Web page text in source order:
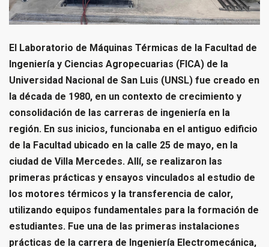
El Laboratorio de Máquinas Térmicas de la Facultad de
Ingeniería y Ciencias Agropecuarias (FICA) de la
Universidad Nacional de San Luis (UNSL) fue creado en
la década de 1980, en un contexto de crecimiento y
consolidación de las carreras de ingeniería en la
región. En sus inicios, funcionaba en el antiguo edificio
de la Facultad ubicado en la calle 25 de mayo, en la
ciudad de Villa Mercedes. Allí, se realizaron las
primeras prácticas y ensayos vinculados al estudio de
los motores térmicos y la transferencia de calor,
utilizando equipos fundamentales para la formación de
estudiantes. Fue una de las primeras instalaciones
prácticas de la carrera de Ingeniería Electromecánica,